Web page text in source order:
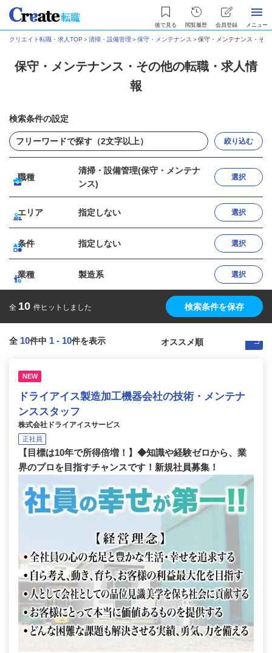
後で見る 閲覧履歴 会員登録 メニュー
クリエイト転職・求人TOP ＞清掃・設備管理 ＞保守・メンテナンス ＞保守・メンテナンス・そ
保守・メンテナンス・その他の転職・求人情
報
検索条件の設定
絞り込む
職種
清掃・設備管理(保守・メンテナ
ンス)
選択
エリア 指定しない 選択
条件 指定しない 選択
業種 製造系 選択
全 10 件ヒットしました 検索条件を保存
全 10件中 1 - 10件を表示
NEW
ドライアイス製造加工機器会社の技術・メンテナ
ンススタッフ
株式会社ドライアイスサービス
正社員
【目標は10年で所得倍増！】◆知識や経験ゼロから、業
界のプロを目指すチャンスです！新規社員募集！